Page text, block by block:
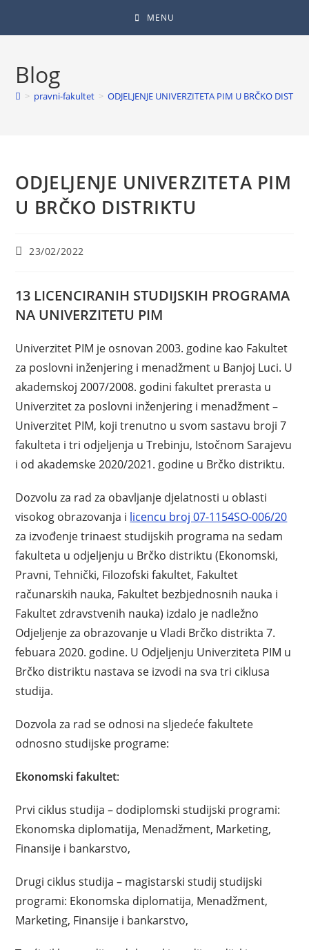
MENU
Blog
> pravni-fakultet > ODJELJENJE UNIVERZITETA PIM U BRČKO
ODJELJENJE UNIVERZITETA PIM
U BRČKO DISTRIKTU
23/02/2022
13 LICENCIRANIH STUDIJSKIH PROGRAMA
NA UNIVERZITETU PIM
Univerzitet PIM je osnovan 2003. godine kao Fakultet
za poslovni inženjering i menadžment u Banjoj Luci. U
akademskoj 2007/2008. godini fakultet prerasta u
Univerzitet za poslovni inženjering i menadžment –
Univerzitet PIM, koji trenutno u svom sastavu broji 7
fakulteta i tri odjeljenja u Trebinju, Istočnom Sarajevu
i od akademske 2020/2021. godine u Brčko distriktu.
Dozvolu za rad za obavljanje djelatnosti u oblasti
visokog obrazovanja i licencu broj 07-1154SO-006/20
za izvođenje trinaest studijskih programa na sedam
fakulteta u odjeljenju u Brčko distriktu (Ekonomski,
Pravni, Tehnički, Filozofski fakultet, Fakultet
računarskih nauka, Fakultet bezbjednosnih nauka i
Fakultet zdravstvenih nauka) izdalo je nadležno
Odjeljenje za obrazovanje u Vladi Brčko distrikta 7.
febuara 2020. godine. U Odjeljenju Univerziteta PIM u
Brčko distriktu nastava se izvodi na sva tri ciklusa
studija.
Dozvola za rad se odnosi na sljedeće fakultete
odnosno studijske programe:
Ekonomski fakultet:
Prvi ciklus studija – dodiplomski studijski programi:
Ekonomska diplomatija, Menadžment, Marketing,
Finansije i bankarstvo,
Drugi ciklus studija – magistarski studij studijski
programi: Ekonomska diplomatija, Menadžment,
Marketing, Finansije i bankarstvo,